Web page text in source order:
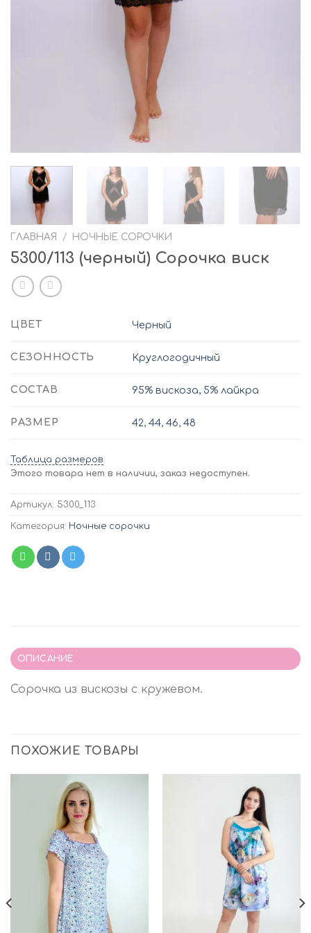
ГЛАВНАЯ / НОЧНЫЕ СОРОЧКИ
5300/113 (черный) Сорочка виск
ЦВЕТ Черный
СЕЗОННОСТЬ Круглогодичный
СОСТАВ 95% вискоза, 5% лайкра
РАЗМЕР 42,44,46,48
Таблица размеров
Этого товара нет в наличии, заказ недоступен.
Артикул: 5300_113
Категория: Ночные сорочки
ОПИСАНИЕ
Сорочка из вискозы с кружевом.
ПОХОЖИЕ ТОВАРЫ